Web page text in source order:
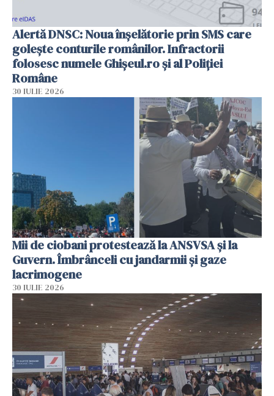
Alertă DNSC: Noua înșelătorie prin SMS care
golește conturile românilor. Infractorii
folosesc numele Ghișeul.ro și al Poliției
Române
30 IULIE 2026
Mii de ciobani protestează la ANSVSA și la
Guvern. Îmbrânceli cu jandarmii și gaze
lacrimogene
30 IULIE 2026